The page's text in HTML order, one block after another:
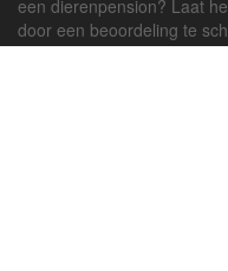
een dierenpension? Laat
door een beoordeling te